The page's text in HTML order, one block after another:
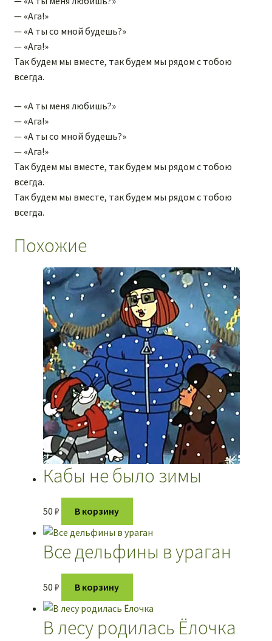
— «Ага!»
— «А ты со мной будешь?»
— «Ага!»
Так будем мы вместе, так будем мы рядом с тобою
всегда.
— «А ты меня любишь?»
— «Ага!»
— «А ты со мной будешь?»
— «Ага!»
Так будем мы вместе, так будем мы рядом с тобою
всегда.
Так будем мы вместе, так будем мы рядом с тобою
всегда.
Похожие
Кабы не было зимы
50 ₽ В корзину
Все дельфины в ураган
50 ₽ В корзину
В лесу родилась Ёлочка